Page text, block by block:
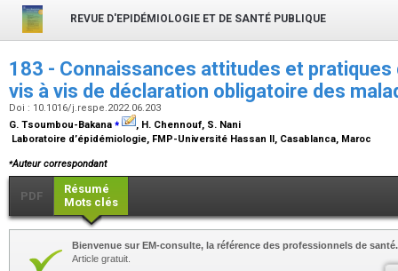
REVUE D'EPIDÉMIOLOGIE ET DE SANTÉ PUBLIQUE
183 - Connaissances attitudes et
vis à vis de déclaration obligatoire des
Doi : 10.1016/j.respe.2022.06.203
G. Tsoumbou-Bakana ⁎
, H. Chennouf, S. Nani
Laboratoire d’épidémiologie, FMP-Université Hassan II, Casablanca, Maroc
⁎Auteur correspondant
PDF
Résumé
Mots clés
Bienvenue sur EM-consulte, la référence des professionnels de santé.
Article gratuit.